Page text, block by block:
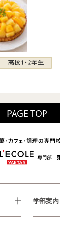
PAGE TOP
学部案内